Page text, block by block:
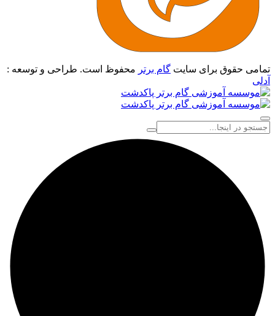
تمامی حقوق برای سایت گام برتر محفوظ است. طراحی و توسعه :
آدلی